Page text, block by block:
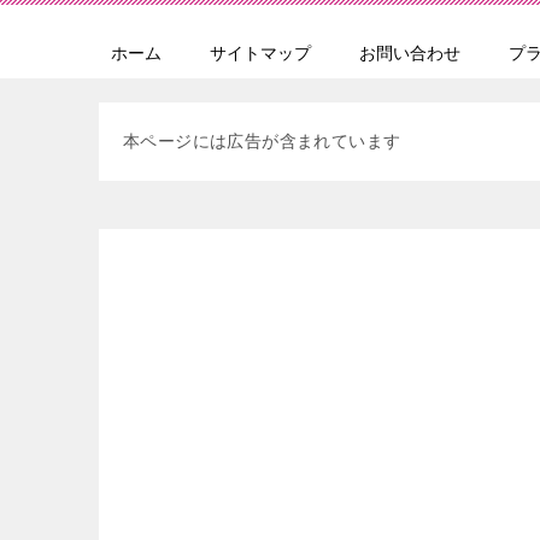
ホーム サイトマップ お問い合わせ プ
本ページには広告が含まれています